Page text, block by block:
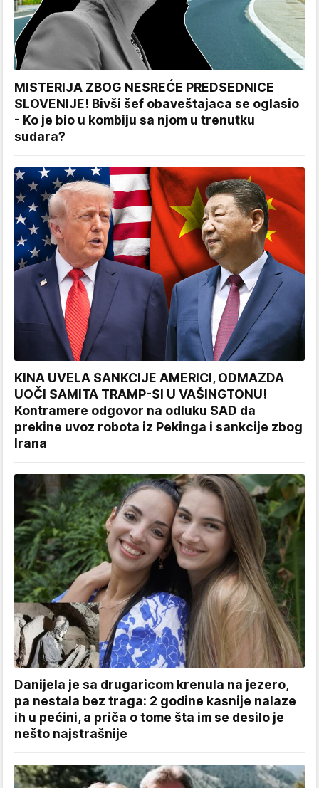
MISTERIJA ZBOG NESREĆE PREDSEDNICE
SLOVENIJE! Bivši šef obaveštajaca se oglasio
- Ko je bio u kombiju sa njom u trenutku
sudara?
KINA UVELA SANKCIJE AMERICI, ODMAZDA
UOČI SAMITA TRAMP-SI U VAŠINGTONU!
Kontramere odgovor na odluku SAD da
prekine uvoz robota iz Pekinga i sankcije zbog
Irana
Danijela je sa drugaricom krenula na jezero,
pa nestala bez traga: 2 godine kasnije nalaze
ih u pećini, a priča o tome šta im se desilo je
nešto najstrašnije